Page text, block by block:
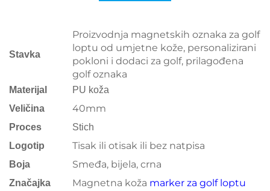
Stavka
Proizvodnja magnetskih oznaka za golf
loptu od umjetne kože, personalizirani
pokloni i dodaci za golf, prilagođena
golf oznaka
Materijal
PU koža
Veličina
40mm
Proces
Stich
Logotip
Tisak ili otisak ili bez natpisa
Boja Smeđa, bijela, crna
Značajka Magnetna koža marker za golf loptu